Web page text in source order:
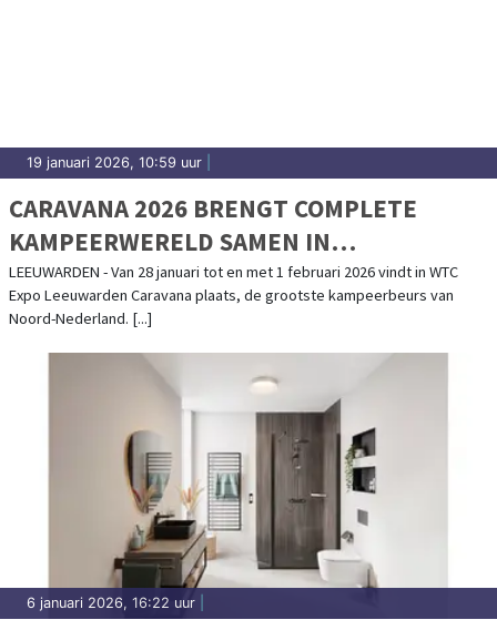
19 januari 2026, 10:59 uur
CARAVANA 2026 BRENGT COMPLETE
KAMPEERWERELD SAMEN IN
LEEUWARDEN
LEEUWARDEN - Van 28 januari tot en met 1 februari 2026 vindt in WTC
Expo Leeuwarden Caravana plaats, de grootste kampeerbeurs van
Noord-Nederland. [...]
6 januari 2026, 16:22 uur